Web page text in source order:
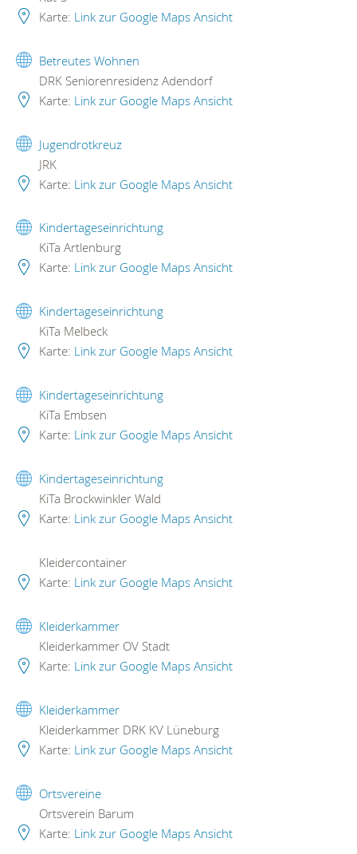
Karte: Link zur Google Maps Ansicht
Betreutes Wohnen
DRK Seniorenresidenz Adendorf
Karte: Link zur Google Maps Ansicht
Jugendrotkreuz
JRK
Karte: Link zur Google Maps Ansicht
Kindertageseinrichtung
KiTa Artlenburg
Karte: Link zur Google Maps Ansicht
Kindertageseinrichtung
KiTa Melbeck
Karte: Link zur Google Maps Ansicht
Kindertageseinrichtung
KiTa Embsen
Karte: Link zur Google Maps Ansicht
Kindertageseinrichtung
KiTa Brockwinkler Wald
Karte: Link zur Google Maps Ansicht
Kleidercontainer
Karte: Link zur Google Maps Ansicht
Kleiderkammer
Kleiderkammer OV Stadt
Karte: Link zur Google Maps Ansicht
Kleiderkammer
Kleiderkammer DRK KV Lüneburg
Karte: Link zur Google Maps Ansicht
Ortsvereine
Ortsverein Barum
Karte: Link zur Google Maps Ansicht